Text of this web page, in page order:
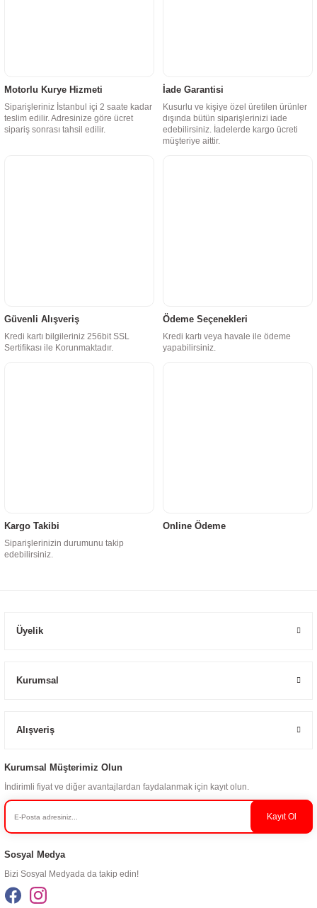
Motorlu Kurye Hizmeti
Siparişleriniz İstanbul içi 2 saate kadar
teslim edilir. Adresinize göre ücret
sipariş sonrası tahsil edilir.
İade Garantisi
Kusurlu ve kişiye özel üretilen ürünler
dışında bütün siparişlerinizi iade
edebilirsiniz. İadelerde kargo ücreti
müşteriye aittir.
Güvenli Alışveriş
Kredi kartı bilgileriniz 256bit SSL
Sertifikası ile Korunmaktadır.
Ödeme Seçenekleri
Kredi kartı veya havale ile ödeme
yapabilirsiniz.
Kargo Takibi
Siparişlerinizin durumunu takip
edebilirsiniz.
Online Ödeme
Üyelik
Kurumsal
Alışveriş
Kurumsal Müşterimiz Olun
İndirimli fiyat ve diğer avantajlardan faydalanmak için kayıt olun.
Kayıt Ol
Sosyal Medya
Bizi Sosyal Medyada da takip edin!